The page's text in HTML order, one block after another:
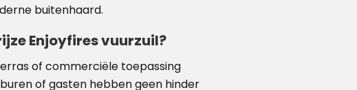
buitenhaard.
Enjoyfires vuurzuil?
of commerciële toepassing
buren of gasten hebben geen hinder